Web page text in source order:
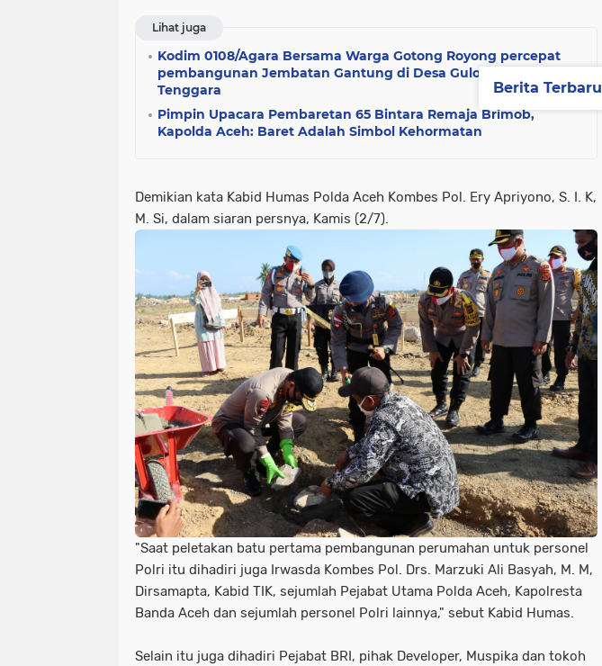
Lihat juga
Kodim 0108/Agara Bersama Warga Gotong Royong percepat
pembangunan Jembatan Gantung di Desa Gulo Aceh
Tenggara
Pimpin Upacara Pembaretan 65 Bintara Remaja Brimob,
Kapolda Aceh: Baret Adalah Simbol Kehormatan
Demikian kata Kabid Humas Polda Aceh Kombes Pol. Ery Apriyono, S. I. K,
M. Si, dalam siaran persnya, Kamis (2/7).
"Saat peletakan batu pertama pembangunan perumahan untuk personel
Polri itu dihadiri juga Irwasda Kombes Pol. Drs. Marzuki Ali Basyah, M. M,
Dirsamapta, Kabid TIK, sejumlah Pejabat Utama Polda Aceh, Kapolresta
Banda Aceh dan sejumlah personel Polri lainnya," sebut Kabid Humas.
Selain itu juga dihadiri Pejabat BRI, pihak Developer, Muspika dan tokoh
Berita Terbaru